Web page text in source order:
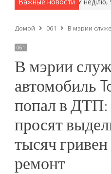
Домой 061 В мэрии
061
В мэрии
автомобиль
попал в ДТП:
просят
тысяч гривен
ремонт